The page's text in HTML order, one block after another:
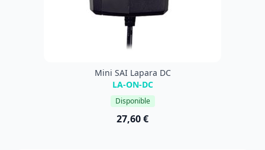
Mini SAI Lapara DC
LA-ON-DC
Disponible
27,60 €